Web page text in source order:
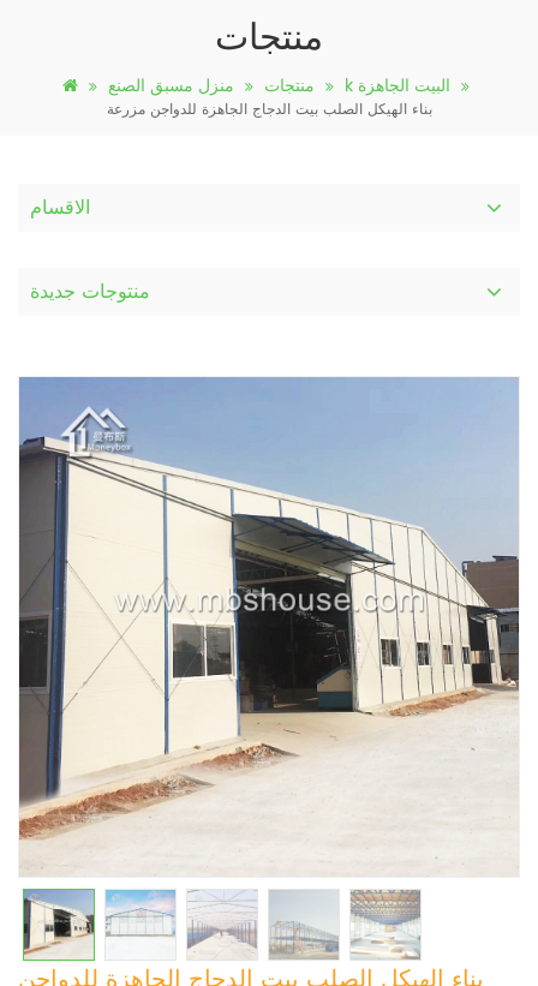
منتجات
منتجات منزل مسبق الصنع k البيت الجاهزة
بناء الهيكل الصلب بيت الدجاج الجاهزة للدواجن مزرعة
الاقسام
منتوجات جديدة